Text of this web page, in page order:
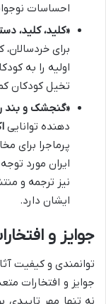
احساسات
«کلید، کلید،
برای
اولیه را به
تخیل کودکان
«گنجشک و بند
دهنده توانایی
پرماجرا برای
نیز ترجمه و
ایشان دارد.
جوایز و
توانمندی و کیفیت
جوایز و افتخارات